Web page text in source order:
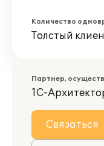
Количество
Толстый
Партнер,
1С-
Связаться